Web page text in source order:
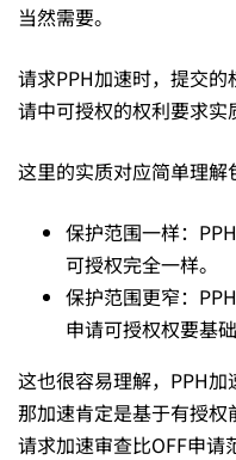
远
远
不
够
当然需要。
请求PPH加速时，提交
请中可授权的权利要求实
这里的实质对应简单理解
保护范围一样：
可授权完全一样。
保护范围更窄：
申请可授权权要基
这也很容易理解，PPH加
那加速肯定是基于有授
请求加速审查比OFF申请